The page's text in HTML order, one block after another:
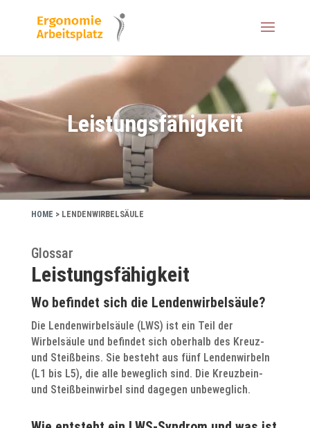
Leistungsfähigkeit
HOME > LENDENWIRBELSÄULE
Glossar
Leistungsfähigkeit
Wo befindet sich die Lendenwirbelsäule?
Die Lendenwirbelsäule (LWS) ist ein Teil der
Wirbelsäule und befindet sich oberhalb des Kreuz-
und Steißbeins. Sie besteht aus fünf Lendenwirbeln
(L1 bis L5), die alle beweglich sind. Die Kreuzbein-
und Steißbeinwirbel sind dagegen unbeweglich.